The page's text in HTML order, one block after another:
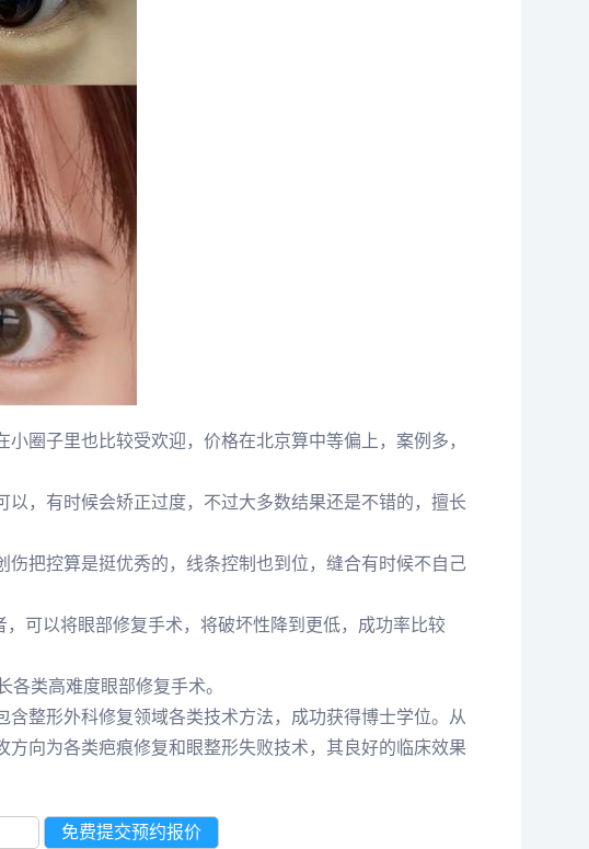
圈子里也比较受欢迎，价格在北京算中等偏上，案例多，
，有时候会矫正过度，不过大多数结果还是不错的，擅长
把控算是挺优秀的，线条控制也到位，缝合有时候不自己
可以将眼部修复手术，将破坏性降到更低，成功率比较
类高难度眼部修复手术。
整形外科修复领域各类技术方法，成功获得博士学位。从
向为各类疤痕修复和眼整形失败技术，其良好的临床效果